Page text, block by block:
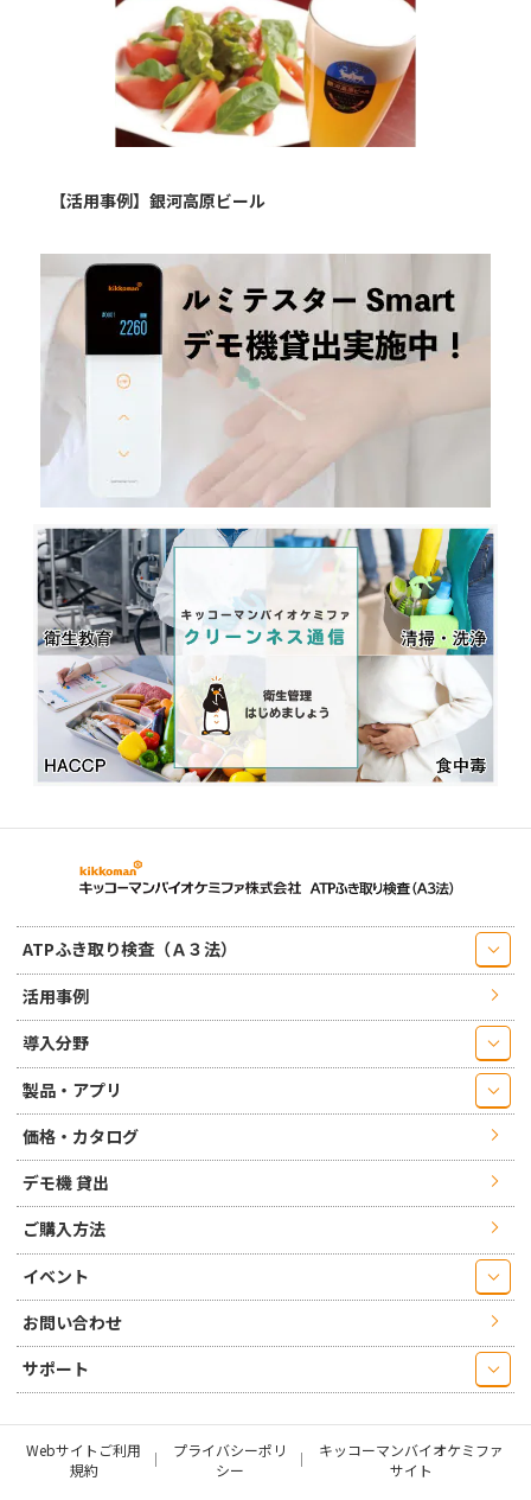
【活用事例】銀河高原ビール
ATPふき取り検査（Ａ３法）
活用事例
導入分野
製品・アプリ
価格・カタログ
デモ機 貸出
ご購入方法
イベント
お問い合わせ
サポート
Webサイトご利用
規約
プライバシーポリ
シー
キッコーマンバイオケミファ
サイト